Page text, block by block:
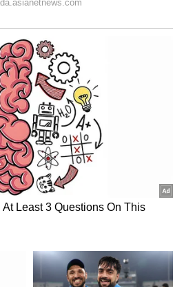
ರುಚಿಯಿಲ್ಲದ ಆಹಾರ!
ಆ ಎರಡು ವರ್ಷಗಳು